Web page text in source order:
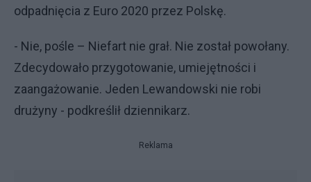
odpadnięcia z Euro 2020 przez Polskę.
- Nie, pośle – Niefart nie grał. Nie został powołany.
Zdecydowało przygotowanie, umiejętności i
zaangażowanie. Jeden Lewandowski nie robi
drużyny - podkreślił dziennikarz.
Reklama